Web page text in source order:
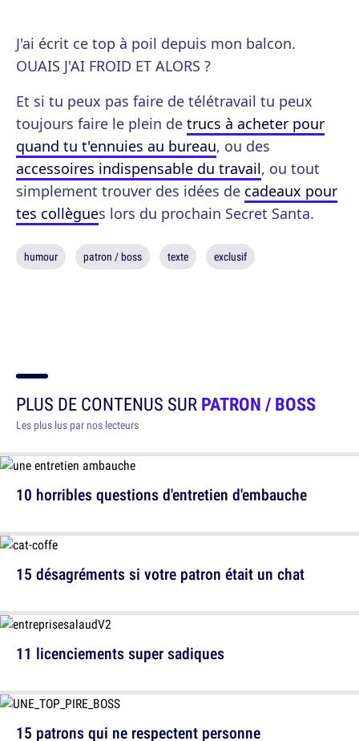
J'ai écrit ce top à poil depuis mon balcon.
OUAIS J'AI FROID ET ALORS ?
Et si tu peux pas faire de télétravail tu peux
toujours faire le plein de trucs à acheter pour
quand tu t'ennuies au bureau, ou des
accessoires indispensable du travail, ou tout
simplement trouver des idées de cadeaux pour
tes collègues lors du prochain Secret Santa.
humour patron / boss texte exclusif
PLUS DE CONTENUS SURPATRON / BOSS
Les plus lus par nos lecteurs
10 horribles questions d'entretien d'embauche
11 licenciements super sadiques
15 désagréments si votre patron était un chat
15 patrons qui ne respectent personne